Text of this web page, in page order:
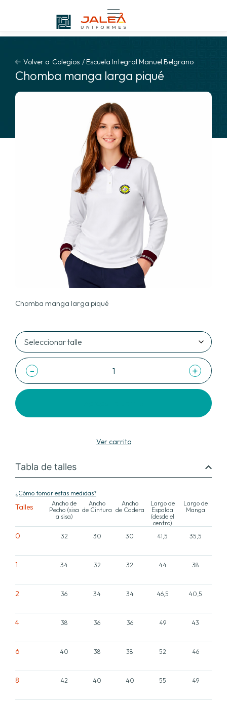
Volver a Colegios /Escuela Integral Manuel Belgrano
Chomba manga larga piqué
Chomba manga larga piqué
- +
Ver carrito
Tabla de talles
¿Cómo tomar estas medidas?
Talles
Ancho de
Pecho (sisa
a sisa)
Ancho
de Cintura
Ancho
de Cadera
Largo de
Espalda
(desde el
centro)
Largo de
Manga
0 32 30 30 41,5 35,5
1 34 32 32 44 38
2 36 34 34 46,5 40,5
4 38 36 36 49 43
6 40 38 38 52 46
8 42 40 40 55 49